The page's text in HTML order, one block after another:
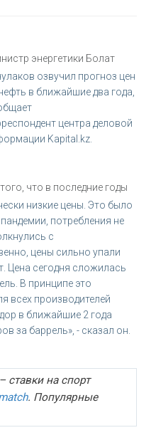
энергетики Болат
озвучил прогноз цен
в ближайшие два года,
центра деловой
Kapital.kz.
что в последние годы
низкие цены. Это было
потребления не
с
цены сильно упали
Цена сегодня сложилась
В принципе это
всех производителей
в ближайшие 2 года
за баррель», - сказал он.
ставки на спорт
. Популярные